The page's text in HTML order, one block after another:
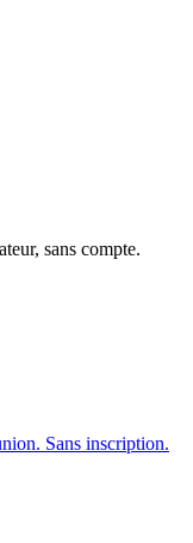
sans compte.
Sans inscription.